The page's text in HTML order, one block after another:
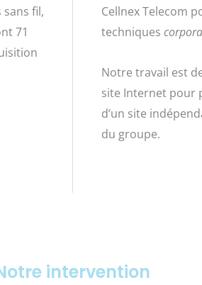
fil,
71
Cellnex Telecom
techniques
Notre travail est
site Internet pour
d’un site
du groupe.
intervention